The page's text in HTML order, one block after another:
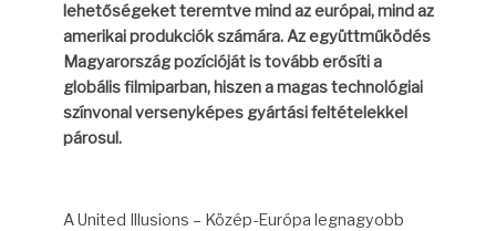
lehetőségeket teremtve mind az európai, mind az
amerikai produkciók számára. Az együttműködés
Magyarország pozícióját is tovább erősíti a
globális filmiparban, hiszen a magas technológiai
színvonal versenyképes gyártási feltételekkel
párosul.
A United Illusions – Közép-Európa legnagyobb